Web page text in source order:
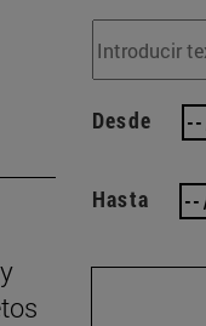
Desde
Hasta